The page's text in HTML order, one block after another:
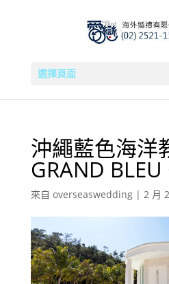
選擇頁面
沖繩藍色海洋
GRAND BLEU
來自 overseaswedding| 2 月